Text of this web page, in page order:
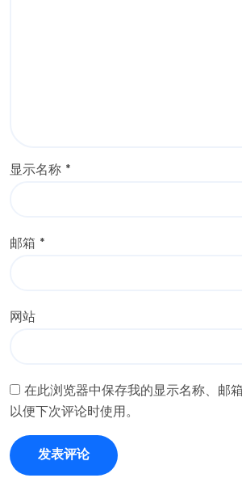
显示名称 *
邮箱 *
网站
在此浏览器中保存我的显示名称、邮
以便下次评论时使用。